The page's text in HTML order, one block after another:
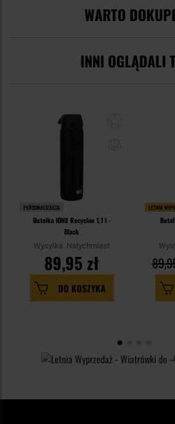
WARTO
INNI OGLĄDALI
PERSONALIZACJA
Butelka ION8 Recyclon 1,1 l -
Black
Wysyłka: Natychmiast
89,95 zł
DO KOSZYKA
LETNIA